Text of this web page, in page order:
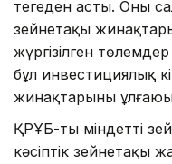
теңгеден асты. Оның
зейнетақы
жүргізілген
бұл инвестициялық
жинақтарының
ҚРҰБ-тың міндетті
кәсіптік зейнетақы